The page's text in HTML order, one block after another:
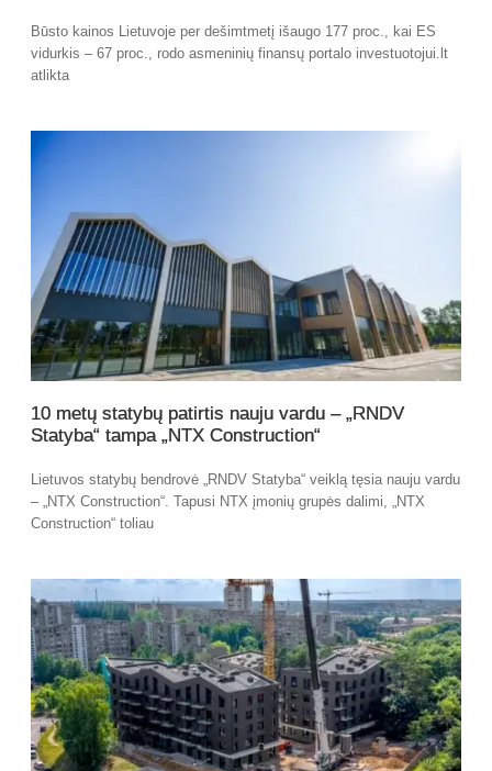
Būsto kainos Lietuvoje per dešimtmetį išaugo 177 proc., kai ES
vidurkis – 67 proc., rodo asmeninių finansų portalo investuotojui.lt
atlikta
10 metų statybų patirtis nauju vardu – „RNDV
Statyba“ tampa „NTX Construction“
Lietuvos statybų bendrovė „RNDV Statyba“ veiklą tęsia nauju vardu
– „NTX Construction“. Tapusi NTX įmonių grupės dalimi, „NTX
Construction“ toliau